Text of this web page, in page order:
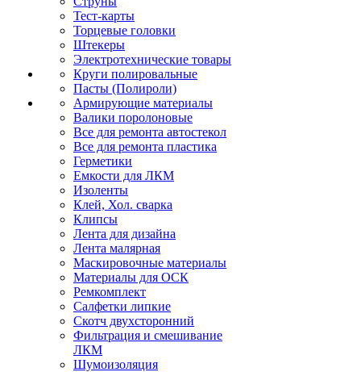
Тест-карты
Торцевые головки
Штекеры
Электротехнические товары
Круги полировальные
Пасты (Полироли)
Армирующие материалы
Валики поролоновые
Все для ремонта автостекол
Все для ремонта пластика
Герметики
Емкости для ЛКМ
Изоленты
Клей, Хол. сварка
Клипсы
Лента для дизайна
Лента малярная
Маскировочные материалы
Материалы для ОСК
Ремкомплект
Салфетки липкие
Скотч двухсторонний
Фильтрация и смешивание
ЛКМ
Шумоизоляция